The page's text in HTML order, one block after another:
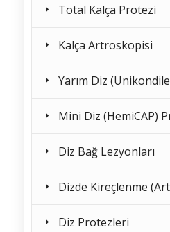
Total Kalça Protezi
Kalça Artroskopisi
Yarım Diz
Mini Diz (HemiCAP)
Diz Bağ Lezyonları
Dizde Kireçlenme
Diz Protezleri